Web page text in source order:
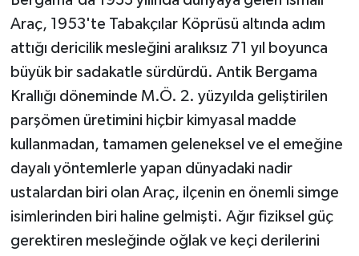
Araç, 1953'te Tabakçılar Köprüsü altında adım
attığı dericilik mesleğini aralıksız 71 yıl boyunca
büyük bir sadakatle sürdürdü. Antik Bergama
Krallığı döneminde M.Ö. 2. yüzyılda geliştirilen
parşömen üretimini hiçbir kimyasal madde
kullanmadan, tamamen geleneksel ve el emeğine
dayalı yöntemlerle yapan dünyadaki nadir
ustalardan biri olan Araç, ilçenin en önemli simge
isimlerinden biri haline gelmişti. Ağır fiziksel güç
gerektiren mesleğinde oğlak ve keçi derilerini